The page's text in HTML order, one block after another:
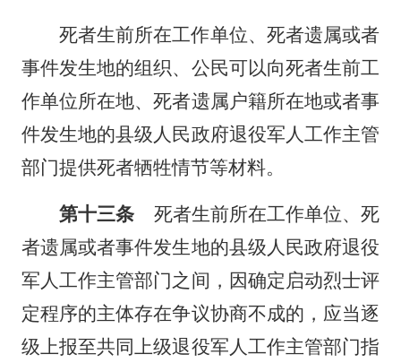
死者生前所在工作单位、死者遗属或者
事件发生地的组织、公民可以向死者生前工
作单位所在地、死者遗属户籍所在地或者事
件发生地的县级人民政府退役军人工作主管
部门提供死者牺牲情节等材料。
第十三条 死者生前所在工作单位、死
者遗属或者事件发生地的县级人民政府退役
军人工作主管部门之间，因确定启动烈士评
定程序的主体存在争议协商不成的，应当逐
级上报至共同上级退役军人工作主管部门指